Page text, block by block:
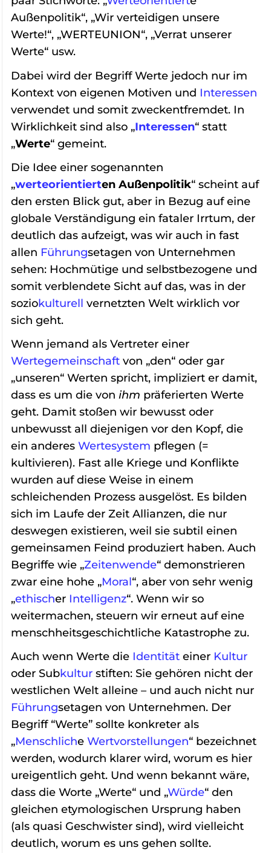
Außenpolitik“, „Wir verteidigen unsere
Werte!“, „WERTEUNION“, „Verrat unserer
Werte“ usw.
Dabei wird der Begriff Werte jedoch nur im
Kontext von eigenen Motiven und Interessen
verwendet und somit zweckentfremdet. In
Wirklichkeit sind also „Interessen“ statt
„Werte“ gemeint.
Die Idee einer sogenannten
„werteorientierten Außenpolitik“ scheint auf
den ersten Blick gut, aber in Bezug auf eine
globale Verständigung ein fataler Irrtum, der
deutlich das aufzeigt, was wir auch in fast
allen Führungsetagen von Unternehmen
sehen: Hochmütige und selbstbezogene und
somit verblendete Sicht auf das, was in der
soziokulturell vernetzten Welt wirklich vor
sich geht.
Wenn jemand als Vertreter einer
Wertegemeinschaft von „den“ oder gar
„unseren“ Werten spricht, impliziert er damit,
dass es um die von ihm präferierten Werte
geht. Damit stoßen wir bewusst oder
unbewusst all diejenigen vor den Kopf, die
ein anderes Wertesystem pflegen (=
kultivieren). Fast alle Kriege und Konflikte
wurden auf diese Weise in einem
schleichenden Prozess ausgelöst. Es bilden
sich im Laufe der Zeit Allianzen, die nur
deswegen existieren, weil sie subtil einen
gemeinsamen Feind produziert haben. Auch
Begriffe wie „Zeitenwende“ demonstrieren
zwar eine hohe „Moral“, aber von sehr wenig
„ethischer Intelligenz“. Wenn wir so
weitermachen, steuern wir erneut auf eine
menschheitsgeschichtliche Katastrophe zu.
Auch wenn Werte die Identität einer Kultur
oder Subkultur stiften: Sie gehören nicht der
westlichen Welt alleine – und auch nicht nur
Führungsetagen von Unternehmen. Der
Begriff “Werte” sollte konkreter als
„Menschliche Wertvorstellungen“ bezeichnet
werden, wodurch klarer wird, worum es hier
ureigentlich geht. Und wenn bekannt wäre,
dass die Worte „Werte“ und „Würde“ den
gleichen etymologischen Ursprung haben
(als quasi Geschwister sind), wird vielleicht
deutlich, worum es uns gehen sollte.